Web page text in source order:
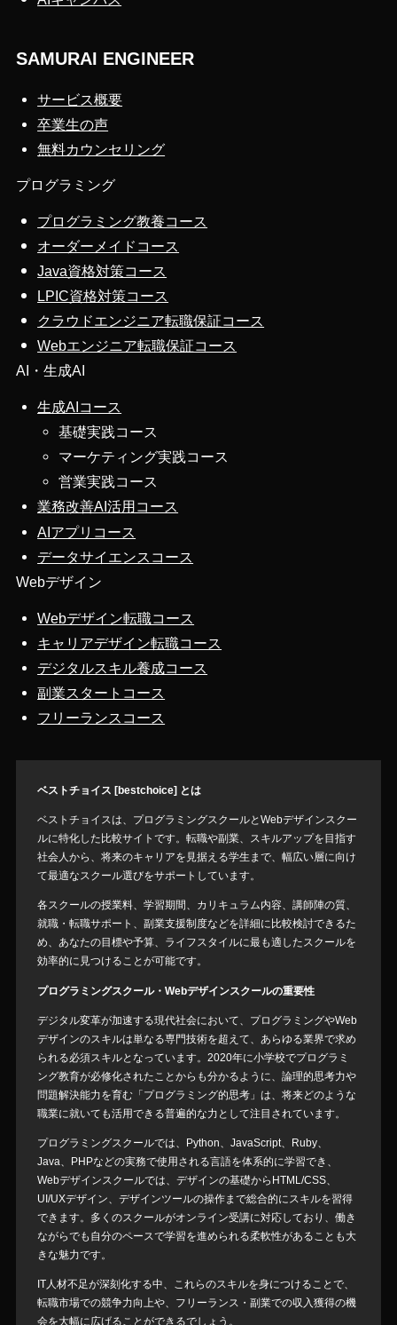
SAMURAI ENGINEER
サービス概要
卒業生の声
無料カウンセリング
プログラミング
プログラミング教養コース
オーダーメイドコース
Java資格対策コース
LPIC資格対策コース
クラウドエンジニア転職保証コース
Webエンジニア転職保証コース
AI・生成AI
生成AIコース
基礎実践コース
マーケティング実践コース
営業実践コース
業務改善AI活用コース
AIアプリコース
データサイエンスコース
Webデザイン
Webデザイン転職コース
キャリアデザイン転職コース
デジタルスキル養成コース
副業スタートコース
フリーランスコース
ベストチョイス [bestchoice] とは
ベストチョイスは、プログラミングスクールとWebデザインスクー
ルに特化した比較サイトです。転職や副業、スキルアップを目指す
社会人から、将来のキャリアを見据える学生まで、幅広い層に向け
て最適なスクール選びをサポートしています。
各スクールの授業料、学習期間、カリキュラム内容、講師陣の質、
就職・転職サポート、副業支援制度などを詳細に比較検討できるた
め、あなたの目標や予算、ライフスタイルに最も適したスクールを
効率的に見つけることが可能です。
プログラミングスクール・Webデザインスクールの重要性
デジタル変革が加速する現代社会において、プログラミングやWeb
デザインのスキルは単なる専門技術を超えて、あらゆる業界で求め
られる必須スキルとなっています。2020年に小学校でプログラミ
ング教育が必修化されたことからも分かるように、論理的思考力や
問題解決能力を育む「プログラミング的思考」は、将来どのような
職業に就いても活用できる普遍的な力として注目されています。
プログラミングスクールでは、Python、JavaScript、Ruby、
Java、PHPなどの実務で使用される言語を体系的に学習でき、
Webデザインスクールでは、デザインの基礎からHTML/CSS、
UI/UXデザイン、デザインツールの操作まで総合的にスキルを習得
できます。多くのスクールがオンライン受講に対応しており、働き
ながらでも自分のペースで学習を進められる柔軟性があることも大
きな魅力です。
IT人材不足が深刻化する中、これらのスキルを身につけることで、
転職市場での競争力向上や、フリーランス・副業での収入獲得の機
会を大幅に広げることができるでしょう。